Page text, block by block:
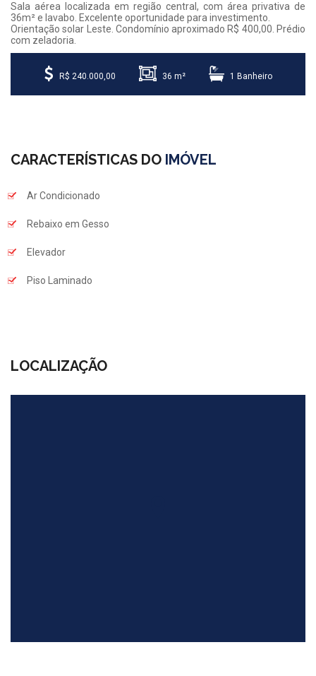
Sala aérea localizada em região central, com área privativa de
36m² e lavabo. Excelente oportunidade para investimento.
Orientação solar Leste. Condomínio aproximado R$ 400,00. Prédio
com zeladoria.
R$ 240.000,00 36 m² 1 Banheiro
CARACTERÍSTICAS DO IMÓVEL
Ar Condicionado
Rebaixo em Gesso
Elevador
Piso Laminado
LOCALIZAÇÃO